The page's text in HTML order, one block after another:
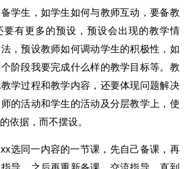
学生，如学生如何与教师互动，要备教
要有更多的预设，预设会出现的教学情
，预设教师如何调动学生的积极性，如
阶段我要完成什么样的教学目标等。教
学过程和教学内容，还要体现问题解决
的活动和学生的活动及分层教学上，使
依据，而不摆设。
选同一内容的一节课，先自己备课，再